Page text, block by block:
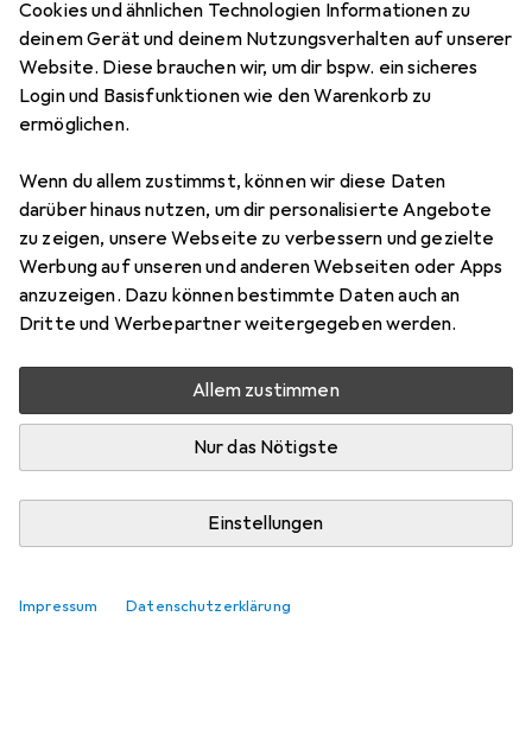
Cookies und ähnlichen Technologien Informationen zu
deinem Gerät und deinem Nutzungsverhalten auf unserer
Website. Diese brauchen wir, um dir bspw. ein sicheres
Login und Basisfunktionen wie den Warenkorb zu
ermöglichen.
Wenn du allem zustimmst, können wir diese Daten
darüber hinaus nutzen, um dir personalisierte Angebote
zu zeigen, unsere Webseite zu verbessern und gezielte
Werbung auf unseren und anderen Webseiten oder Apps
anzuzeigen. Dazu können bestimmte Daten auch an
Dritte und Werbepartner weitergegeben werden.
Allem zustimmen
Nur das Nötigste
Einstellungen
Impressum Datenschutzerklärung
3 Bilder
KwsTrennwandstützen 4001 / 4003
Preis in EUR inkl. MwSt.
EUR
23,90
Bewertungen Marke
Mehr von Kws
Zwischen Sa, 15.8. und Di, 18.8. geliefert
Mehr als 10 Stück an Lager beim Lieferanten
Lieferort angeben für genaue Lieferzeit
In den Warenkorb